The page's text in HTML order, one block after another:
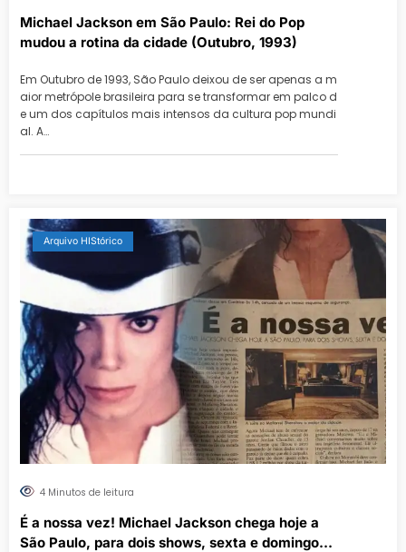
Michael Jackson em São Paulo: Rei do Pop
mudou a rotina da cidade (Outubro, 1993)
Em Outubro de 1993, São Paulo deixou de ser apenas a m
aior metrópole brasileira para se transformar em palco d
e um dos capítulos mais intensos da cultura pop mundi
al. A…
Arquivo HIStórico
4 Minutos de leitura
É a nossa vez! Michael Jackson chega hoje a
São Paulo, para dois shows, sexta e domingo